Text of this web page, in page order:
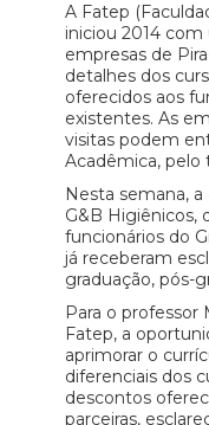
A Fatep
iniciou 2014
empresas de
detalhes dos
oferecidos aos
existentes. As
visitas podem
Acadêmica, pelo
Nesta semana,
G&B Higiênicos,
funcionários do
já receberam
graduação, pós-
Para o professor
Fatep, a
aprimorar o
diferenciais dos
descontos
parceiras,